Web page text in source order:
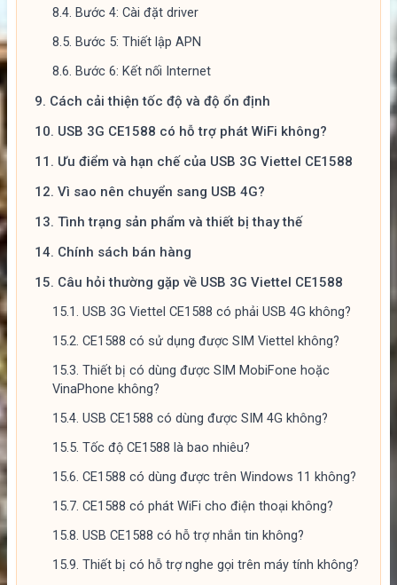
8.4. Bước 4: Cài đặt driver
8.5. Bước 5: Thiết lập APN
8.6. Bước 6: Kết nối Internet
9. Cách cải thiện tốc độ và độ ổn định
10. USB 3G CE1588 có hỗ trợ phát WiFi không?
11. Ưu điểm và hạn chế của USB 3G Viettel CE1588
12. Vì sao nên chuyển sang USB 4G?
13. Tình trạng sản phẩm và thiết bị thay thế
14. Chính sách bán hàng
15. Câu hỏi thường gặp về USB 3G Viettel CE1588
15.1. USB 3G Viettel CE1588 có phải USB 4G không?
15.2. CE1588 có sử dụng được SIM Viettel không?
15.3. Thiết bị có dùng được SIM MobiFone hoặc
VinaPhone không?
15.4. USB CE1588 có dùng được SIM 4G không?
15.5. Tốc độ CE1588 là bao nhiêu?
15.6. CE1588 có dùng được trên Windows 11 không?
15.7. CE1588 có phát WiFi cho điện thoại không?
15.8. USB CE1588 có hỗ trợ nhắn tin không?
15.9. Thiết bị có hỗ trợ nghe gọi trên máy tính không?